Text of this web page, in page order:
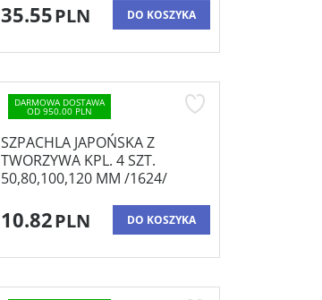
35.55PLN DO KOSZYKA
DARMOWA DOSTAWA
OD 950.00 PLN
SZPACHLA JAPOŃSKA Z
TWORZYWA KPL. 4 SZT.
50,80,100,120 MM /1624/
10.82PLN DO KOSZYKA